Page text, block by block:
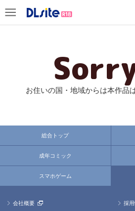
お住いの国・地域からは本作品
総合トップ
成年コミック
スマホゲーム
会社概要 採